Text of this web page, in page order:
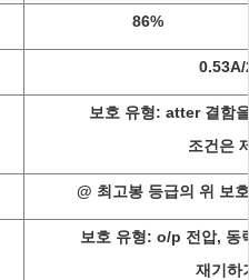
86%
0.53A/
보호 유형: atter 결함
조건은
@ 최고봉 등급의 위 보
보호 유형: o/p 전압, 동
재기하